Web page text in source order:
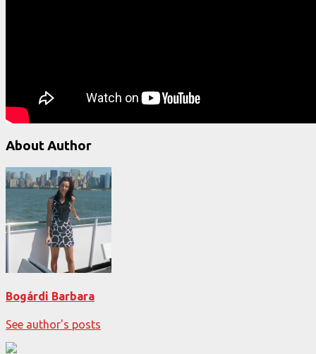
About Author
Bogárdi Barbara
See author's posts